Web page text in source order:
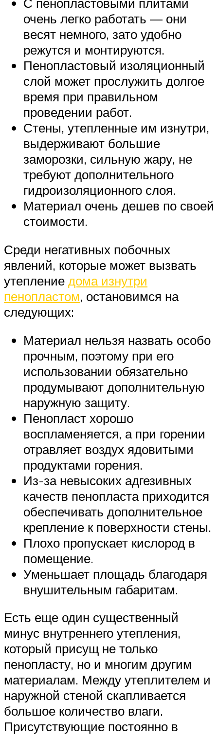
очень легко работать — они
весят немного, зато удобно
режутся и монтируются.
Пенопластовый изоляционный
слой может прослужить долгое
время при правильном
проведении работ.
Стены, утепленные им изнутри,
выдерживают большие
заморозки, сильную жару, не
требуют дополнительного
гидроизоляционного слоя.
Материал очень дешев по своей
стоимости.
Среди негативных побочных
явлений, которые может вызвать
утепление дома изнутри
пенопластом, остановимся на
следующих:
Материал нельзя назвать особо
прочным, поэтому при его
использовании обязательно
продумывают дополнительную
наружную защиту.
Пенопласт хорошо
воспламеняется, а при горении
отравляет воздух ядовитыми
продуктами горения.
Из-за невысоких адгезивных
качеств пенопласта приходится
обеспечивать дополнительное
крепление к поверхности стены.
Плохо пропускает кислород в
помещение.
Уменьшает площадь благодаря
внушительным габаритам.
Есть еще один существенный
минус внутреннего утепления,
который присущ не только
пенопласту, но и многим другим
материалам. Между утеплителем и
наружной стеной скапливается
большое количество влаги.
Присутствующие постоянно в